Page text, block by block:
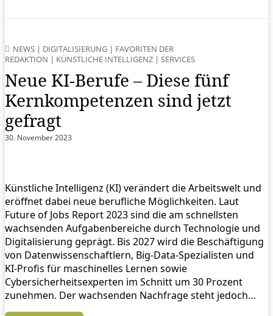
NEWS | DIGITALISIERUNG | FAVORITEN DER
REDAKTION | KÜNSTLICHE INTELLIGENZ | SERVICES
Neue KI-Berufe – Diese fünf
Kernkompetenzen sind jetzt
gefragt
30. November 2023
Künstliche Intelligenz (KI) verändert die Arbeitswelt und
eröffnet dabei neue berufliche Möglichkeiten. Laut
Future of Jobs Report 2023 sind die am schnellsten
wachsenden Aufgabenbereiche durch Technologie und
Digitalisierung geprägt. Bis 2027 wird die Beschäftigung
von Datenwissenschaftlern, Big-Data-Spezialisten und
KI-Profis für maschinelles Lernen sowie
Cybersicherheitsexperten im Schnitt um 30 Prozent
zunehmen. Der wachsenden Nachfrage steht jedoch…